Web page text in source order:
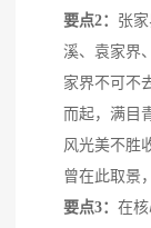
要点2： 张
溪、袁家界
家界不可不
而起，满目
风光美不胜
曾在此取景
要点3： 在